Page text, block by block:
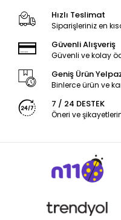
Hızlı Teslimat
Siparişleriniz en
Güvenli Alışveriş
Güvenli ve kolay
Geniş Ürün
Binlerce ürün ve
7 / 24 DESTEK
Öneri ve